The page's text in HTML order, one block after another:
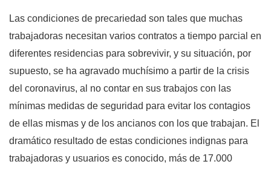
Las condiciones de precariedad son tales que muchas
trabajadoras necesitan varios contratos a tiempo parcial en
diferentes residencias para sobrevivir, y su situación, por
supuesto, se ha agravado muchísimo a partir de la crisis
del coronavirus, al no contar en sus trabajos con las
mínimas medidas de seguridad para evitar los contagios
de ellas mismas y de los ancianos con los que trabajan. El
dramático resultado de estas condiciones indignas para
trabajadoras y usuarios es conocido, más de 17.000